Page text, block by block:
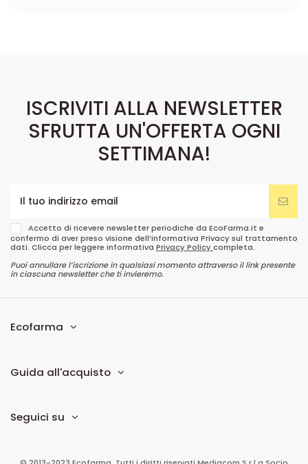
ISCRIVITI ALLA NEWSLETTER
SFRUTTA UN'OFFERTA OGNI
SETTIMANA!
Accetto di ricevere newsletter periodiche da EcoFarma.it e
confermo di aver preso visione dell’informativa Privacy sul trattamento
dati. Clicca per leggere informativa Privacy Policycompleta.
Puoi annullare l’iscrizione in qualsiasi momento attraverso il link presente
in ciascuna newsletter che ti invieremo.
Ecofarma
Guida all'acquisto
Seguici su